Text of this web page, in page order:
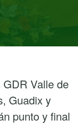
Valle de
Guadix y
punto y final